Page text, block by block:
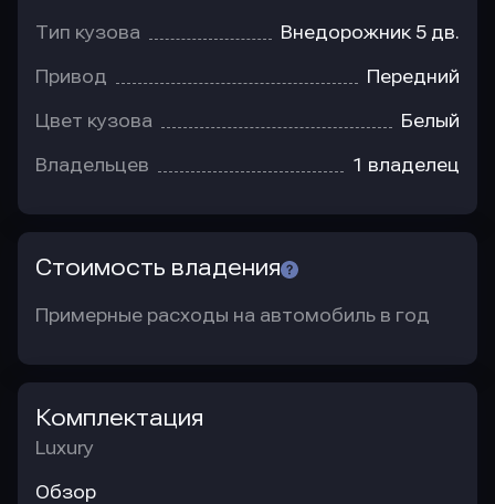
Тип кузова Внедорожник 5 дв.
Привод Передний
Цвет кузова Белый
Владельцев 1 владелец
Стоимость владения
Примерные расходы на автомобиль в год
Комплектация
Luxury
Обзор